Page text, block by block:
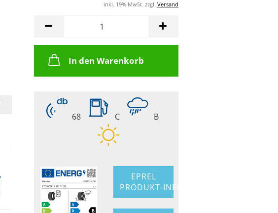
inkl. 19% MwSt. zzgl. Versand
In den Warenkorb
68 C B
EPREL
PRODUKT-INFO